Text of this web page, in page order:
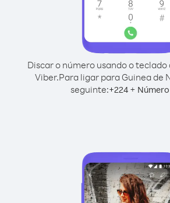
Discar o número usando o
Viber.Para ligar para Guinea de
seguinte:+224+